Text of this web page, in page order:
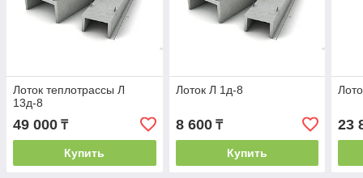
Лоток теплотрассы Л
13д-8
49 000 ₸
Купить
Лоток Л 1д-8
8 600₸
Купить
23